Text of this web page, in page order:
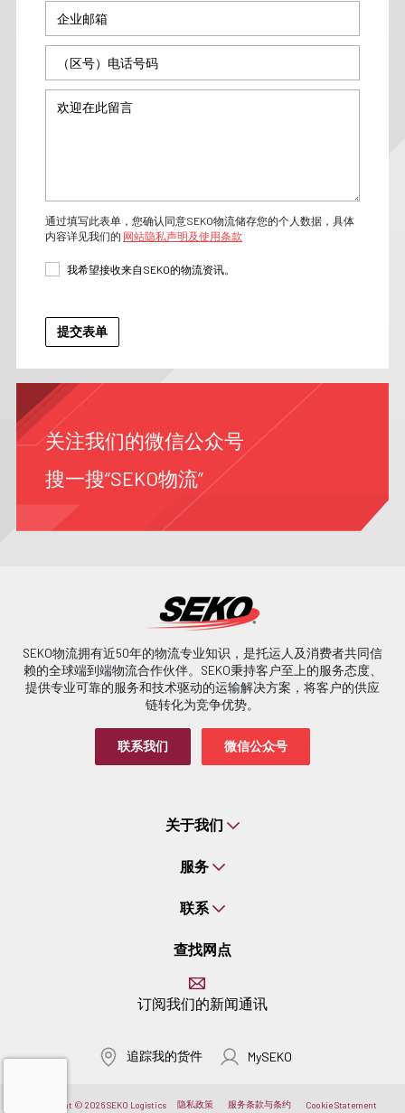
通过填写此表单，您确认同意SEKO物流储存您的个人数据，具体
内容详见我们的 网站隐私声明及使用条款
我希望接收来自SEKO的物流资讯。
关注我们的微信公众号
搜一搜“SEKO物流”
SEKO物流拥有近50年的物流专业知识，是托运人及消费者共同信
赖的全球端到端物流合作伙伴。SEKO秉持客户至上的服务态度、
提供专业可靠的服务和技术驱动的运输解决方案，将客户的供应
链转化为竞争优势。
联系我们 微信公众号
关于我们
服务
联系
查找网点
订阅我们的新闻通讯
Copyright © 2026 SEKO Logistics 隐私政策 服务条款与条约 Cookie Statement
追踪我的货件 MySEKO